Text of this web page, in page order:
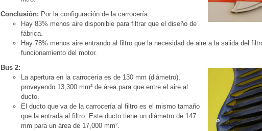
Conclusión: Por la configuración de la carrocería:
Hay 83% menos aire disponible para filtrar que el diseño de
fábrica.
Hay 78% menos aire entrando al filtro que la necesidad de aire a la salida del
funcionamiento del motor.
Bus 2:
La apertura en la carrocería es de 130 mm (diámetro),
proveyendo 13,300 mm² de área para que entre el aire al
ducto.
El ducto que va de la carrocería al filtro es el mismo tamaño
que la entrada al filtro. Este ducto tiene un diámetro de 147
mm para un área de 17,000 mm².